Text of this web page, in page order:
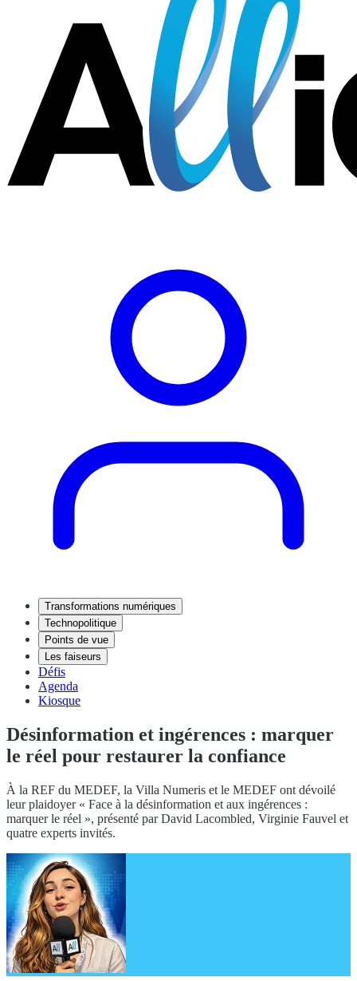
Transformations numériques
Technopolitique
Points de vue
Les faiseurs
Défis
Agenda
Kiosque
Désinformation et ingérences : marquer
le réel pour restaurer la confiance
À la REF du MEDEF, la Villa Numeris et le MEDEF ont dévoilé
leur plaidoyer « Face à la désinformation et aux ingérences :
marquer le réel », présenté par David Lacombled, Virginie Fauvel et
quatre experts invités.